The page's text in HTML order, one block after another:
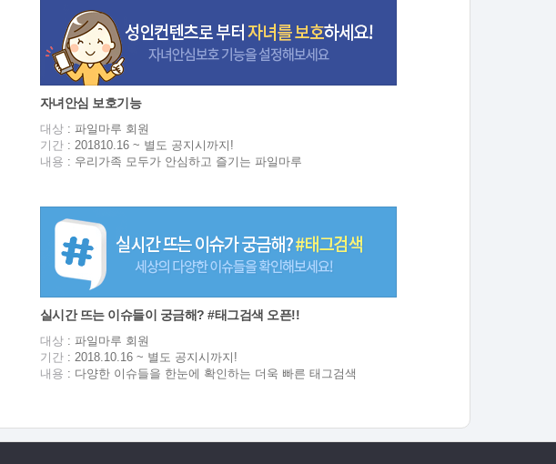
자녀안심 보호기능
대상: 파일마루 회원
기간: 201810.16 ~ 별도 공지시까지!
내용 : 우리가족 모두가 안심하고 즐기는 파일마루
실시간 뜨는 이슈들이 궁금해? #태그검색 오픈!!
대상: 파일마루 회원
기간: 2018.10.16 ~ 별도 공지시까지!
내용 : 다양한 이슈들을 한눈에 확인하는 더욱 빠른 태그검색